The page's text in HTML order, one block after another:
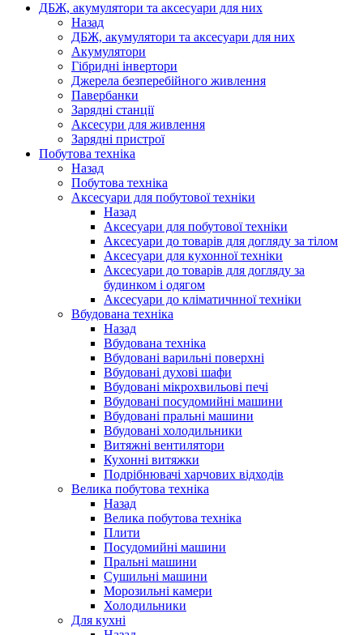
ДБЖ, акумулятори та аксесуари для них
Назад
ДБЖ, акумулятори та аксесуари для них
Акумулятори
Гібридні інвертори
Джерела безперебійного живлення
Павербанки
Зарядні станції
Аксесури для живлення
Зарядні пристрої
Побутова техніка
Назад
Побутова техніка
Аксесуари для побутової техніки
Назад
Аксесуари для побутової техніки
Аксесуари до товарів для догляду за тілом
Аксесуари для кухонної техніки
Аксесуари до товарів для догляду за
будинком і одягом
Аксесуари до кліматичнної техніки
Вбудована техніка
Назад
Вбудована техніка
Вбудовані варильні поверхні
Вбудовані духові шафи
Вбудовані мікрохвильові печі
Вбудовані посудомийні машини
Вбудовані пральні машини
Вбудовані холодильники
Витяжні вентилятори
Кухонні витяжки
Подрібнювачі харчових відходів
Велика побутова техніка
Назад
Велика побутова техніка
Плити
Посудомийні машини
Пральні машини
Сушильні машини
Морозильні камери
Холодильники
Для кухні